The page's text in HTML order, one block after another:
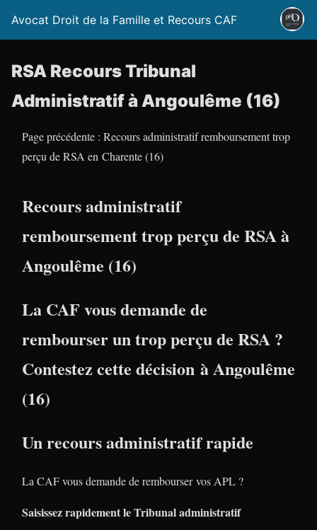
Avocat Droit de la Famille et Recours CAF
RSA Recours Tribunal
Administratif à Angoulême (16)
Page précédente : Recours administratif remboursement trop
perçu de RSA en Charente (16)
Recours administratif
remboursement trop perçu de RSA à
Angoulême (16)
La CAF vous demande de
rembourser un trop perçu de RSA ?
Contestez cette décision à Angoulême
(16)
Un recours administratif rapide
La CAF vous demande de rembourser vos APL ?
Saisissez rapidement le Tribunal administratif